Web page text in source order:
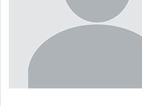
Arizona
Internacional